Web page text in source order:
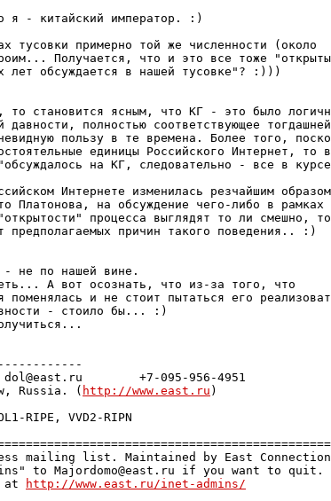
я - китайский император. :)
тусовки примерно той же численности (около
Получается, что и это все тоже
лет обсуждается в нашей тусовке"? :)))
то становится ясным, что КГ - это было
давности, полностью соответствующее тогдашней
пользу в те времена. Более того,
единицы Российского Интернет, то
на КГ, следовательно - все в
Интернете изменилась резчайшим
Платонова, на обсуждение чего-либо в рамках
процесса выглядят то ли смешно,
причин такого поведения.. :)
- не по нашей вине.
А вот осознать, что из-за того, что
поменялась и не стоит пытаться его
- стоило бы... :)
+7-095-956-4951
Russia. ( http://www.east.ru )
RIPE, VVD2-RIPN
mailing list. Maintained by East
to Majordomo@east.ru if you want to quit.
at
http://www.east.ru/inet-admins/